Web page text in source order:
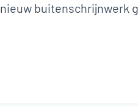
buitenschrijnwerk